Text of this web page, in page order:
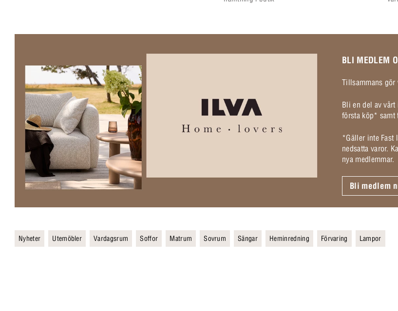
BLI MEDLEM
Tillsammans
Bli en del av
första köp* samt
*Gäller inte Fast
nedsatta varor.
nya medlemmar.
Bli medlem
Nyheter Utemöbler Vardagsrum Soffor Matrum Sovrum Sängar Heminredning Förvaring Lampor